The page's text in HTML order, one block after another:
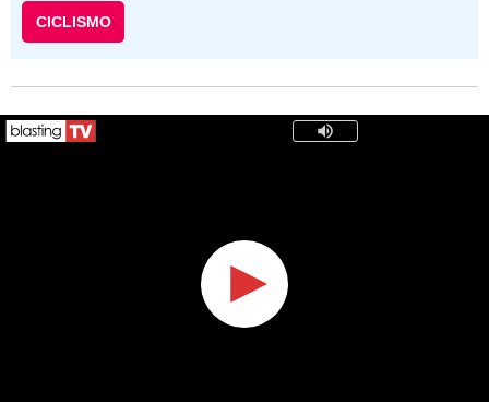
CICLISMO